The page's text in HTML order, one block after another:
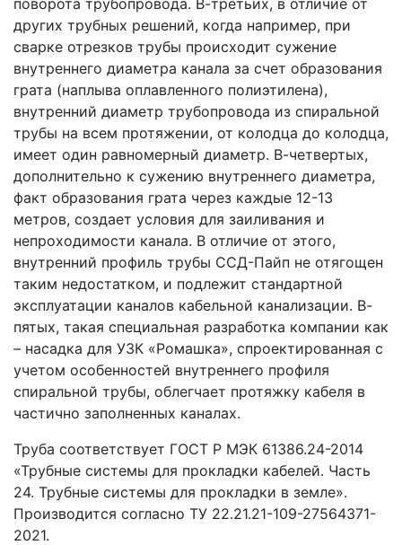
других трубных решений, когда например, при
сварке отрезков трубы происходит сужение
внутреннего диаметра канала за счет образования
грата (наплыва оплавленного полиэтилена),
внутренний диаметр трубопровода из спиральной
трубы на всем протяжении, от колодца до колодца,
имеет один равномерный диаметр. В-четвертых,
дополнительно к сужению внутреннего диаметра,
факт образования грата через каждые 12-13
метров, создает условия для заиливания и
непроходимости канала. В отличие от этого,
внутренний профиль трубы ССД-Пайп не отягощен
таким недостатком, и подлежит стандартной
эксплуатации каналов кабельной канализации. В-
пятых, такая специальная разработка компании как
– насадка для УЗК «Ромашка», спроектированная с
учетом особенностей внутреннего профиля
спиральной трубы, облегчает протяжку кабеля в
частично заполненных каналах.
Труба соответствует ГОСТ Р МЭК 61386.24-2014
«Трубные системы для прокладки кабелей. Часть
24. Трубные системы для прокладки в земле».
Производится согласно ТУ 22.21.21-109-27564371-
2021.